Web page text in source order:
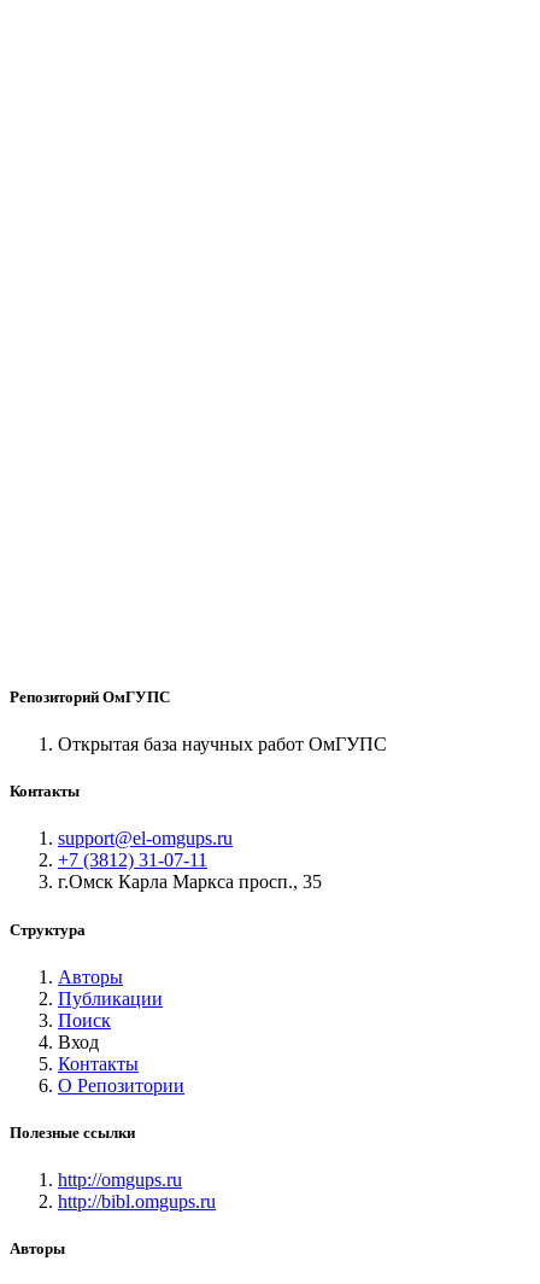
Репозиторий ОмГУПС
Открытая база научных работ ОмГУПС
Контакты
support@el-omgups.ru
+7 (3812) 31-07-11
г.Омск Карла Маркса просп., 35
Структура
Авторы
Публикации
Поиск
Вход
Контакты
О Репозитории
Полезные ссылки
http://omgups.ru
http://bibl.omgups.ru
Авторы